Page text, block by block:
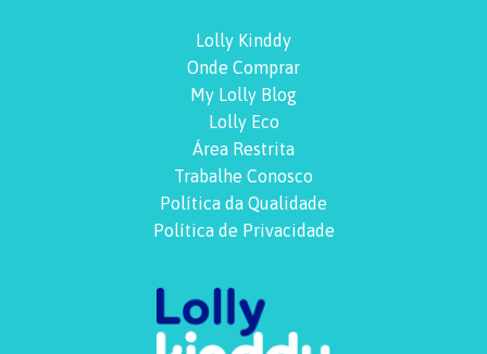
Lolly Kinddy
Onde Comprar
My Lolly Blog
Lolly Eco
Área Restrita
Trabalhe Conosco
Política da Qualidade
Política de Privacidade